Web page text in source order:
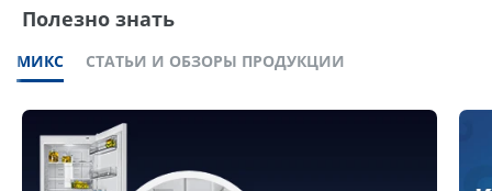
Полезно знать
МИКС СТАТЬИ И ОБЗОРЫ ПРОДУКЦИИ